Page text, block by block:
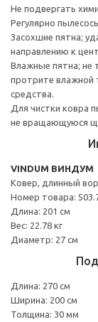
Не подвергать
Регулярно
Засохшие пятна;
направлению к
Влажные пятна; не
протрите влажной
средства.
Для чистки ковра
не вращающуюся
VINDUM ВИНДУМ
Ковер, длинный
Номер товара:
Длина: 201 см
Вес: 22.78 кг
Диаметр: 27 см
Длина: 270 см
Ширина: 200 см
Толщина: 30 мм